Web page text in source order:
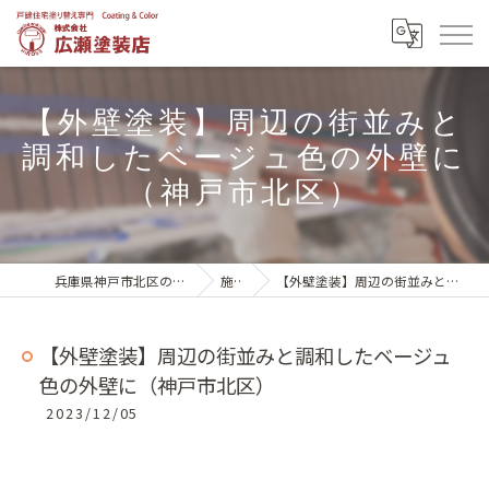
【外壁塗装】周辺の街並みと
調和したベージュ色の外壁に
（神戸市北区）
兵庫県神戸市北区の外壁塗装は株式会社広瀬塗装店 施工実績 【外壁塗装】周辺の街並みと調和したベージュ色の外壁に（神戸市北区）
【外壁塗装】周辺の街並みと調和したベージュ
色の外壁に（神戸市北区）
2023/12/05